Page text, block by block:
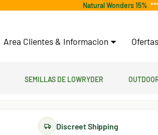
Natural Wonders 15%
Area Clientes & Informacion Ofertas
Semillas de lowryder
Discreet Shipping